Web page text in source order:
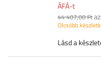
ÁFÁ-t
44 407,00 Ft
Olcsóbb
Lásd a